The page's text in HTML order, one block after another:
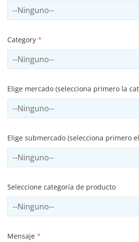
Select country
Category *
Select contactCategory
Elige mercado (selecciona primero la
Select sector
Elige submercado (selecciona primero
Select subSector
Seleccione categoría de producto
Select productCategory
Mensaje *